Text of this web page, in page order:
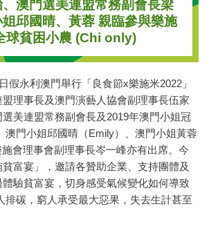
澳⾨選美連盟常務副會⻑梁
邱國晴、黃蓉 親臨參與樂施
球貧困⼩農 (Chi only)
假永利澳門舉行「良食節x樂施米2022」
理事長及澳門演藝人協會副理事長伍家
美連盟常務副會長及2019年澳門小姐冠
澳門小姐邱國晴（Emily）、澳門小姐黃蓉
施會理事會副理事長岑一峰亦有出席。今
富宴」，邀請各贊助企業、支持團體及
驗貧富宴，切身感受氣候變化如何導致
碳，窮人承受最大惡果，失去生計甚至